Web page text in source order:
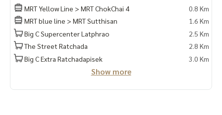
MRT Yellow Line > MRT ChokChai 4
0.8 Km
MRT blue line > MRT Sutthisan
1.6 Km
Big C Supercenter Latphrao
2.5 Km
The Street Ratchada
2.8 Km
Big C Extra Ratchadapisek
3.0 Km
Show more